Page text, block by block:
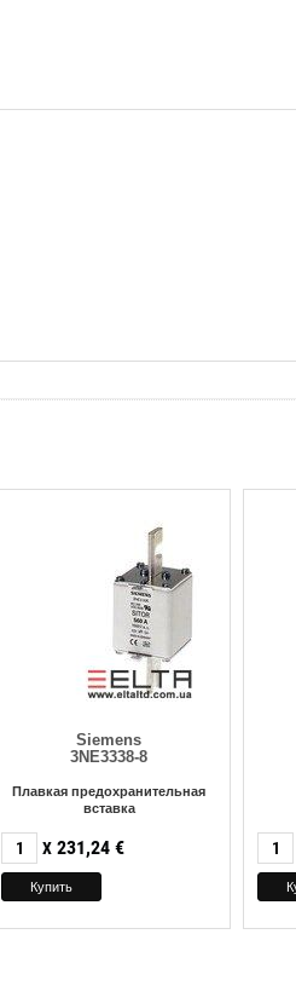
Siemens
3NE3338-8
Плавкая предохранительная
вставка
X 231,24 €